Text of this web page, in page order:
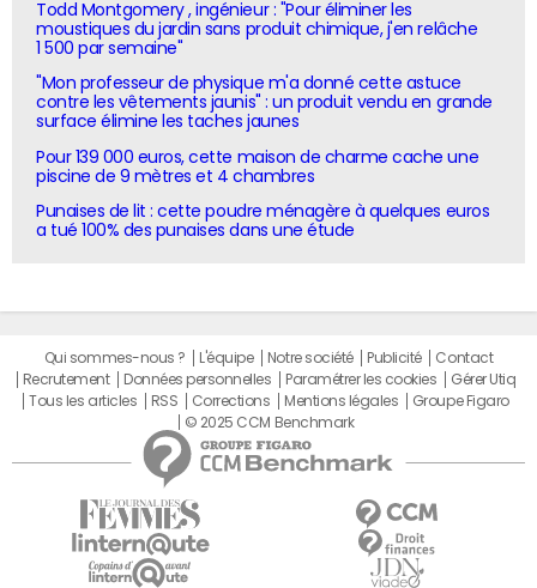
Todd Montgomery , ingénieur : "Pour éliminer les
moustiques du jardin sans produit chimique, j'en relâche
1 500 par semaine"
"Mon professeur de physique m'a donné cette astuce
contre les vêtements jaunis" : un produit vendu en grande
surface élimine les taches jaunes
Pour 139 000 euros, cette maison de charme cache une
piscine de 9 mètres et 4 chambres
Punaises de lit : cette poudre ménagère à quelques euros
a tué 100% des punaises dans une étude
Qui sommes-nous ? L'équipe Notre société Publicité
Contact
Recrutement
Données personnelles Paramétrer les cookies
Gérer Utiq
Tous les articles
RSS Corrections Mentions légales
Groupe Figaro
© 2025 CCM Benchmark